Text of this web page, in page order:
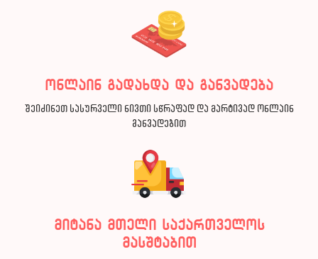
ონლაინ გადახდა და განვადება
შეიძინეთ სასურველი ნივთი სწრაფად და მარტივად ონლაინ
განვადებით
მიტანა მთელი საქართველოს
მასშტაბით